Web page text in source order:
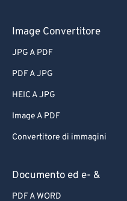
Image Convertitore
JPG A PDF
PDF A JPG
HEIC A JPG
Image A PDF
Convertitore di immagini
Documento ed e- &
PDF A WORD